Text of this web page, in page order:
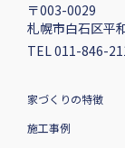
〒003-0029
札幌市白石区平
TEL 011-846-
家づくりの特徴
施工事例